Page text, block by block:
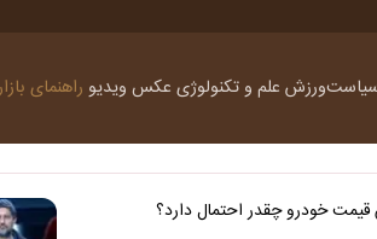
ورزش علم و تکنولوژی عکس ویدیو راهنمای
خودرو چقدر احتمال دارد؟